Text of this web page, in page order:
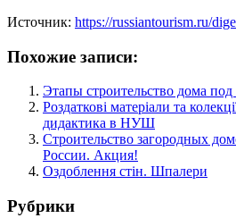
Источник: https://russiantourism.ru/
Похожие записи:
Этапы строительство дома
Роздаткові матеріали та
дидактика в НУШ
Строительство загородных
России. Акция!
Оздоблення стін. Шпалери
Рубрики